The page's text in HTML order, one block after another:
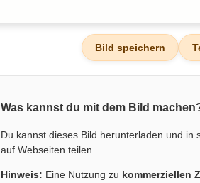
Bild speichern
Was kannst du mit dem Bild
Du kannst dieses Bild herunterladen und
auf Webseiten teilen.
Hinweis: Eine Nutzung zu kommerziellen